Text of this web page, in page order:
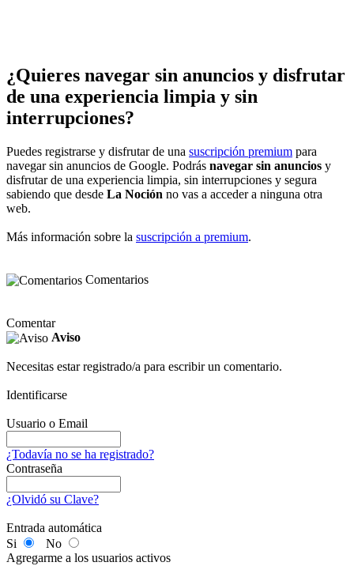
¿Quieres navegar sin anuncios y disfrutar
de una experiencia limpia y sin
interrupciones?
Puedes registrarse y disfrutar de una suscripción premium para
navegar sin anuncios de Google. Podrás navegar sin anuncios y
disfrutar de una experiencia limpia, sin interrupciones y segura
sabiendo que desde La Noción no vas a acceder a ninguna otra
web.
Más información sobre la suscripción a premium.
Comentarios
Comentar
Aviso
Necesitas estar registrado/a para escribir un comentario.
Identificarse
Usuario o Email
¿Todavía no se ha registrado?
Contraseña
¿Olvidó su Clave?
Entrada automática
Si
No
Agregarme a los usuarios activos